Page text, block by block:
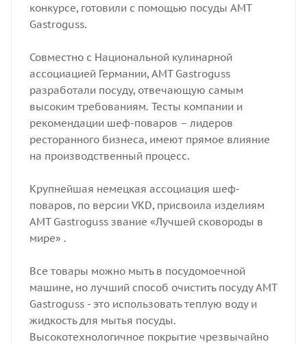
конкурсе, готовили с помощью посуды AMT
Gastroguss.
Совместно с Национальной кулинарной
ассоциацией Германии, AMT Gastroguss
разработали посуду, отвечающую самым
высоким требованиям. Тесты компании и
рекомендации шеф-поваров – лидеров
ресторанного бизнеса, имеют прямое влияние
на производственный процесс.
Крупнейшая немецкая ассоциация шеф-
поваров, по версии VKD, присвоила изделиям
AMT Gastroguss звание «Лучшей сковороды в
мире» .
Все товары можно мыть в посудомоечной
машине, но лучший способ очистить посуду AMT
Gastroguss - это использовать теплую воду и
жидкость для мытья посуды.
Высокотехнологичное покрытие чрезвычайно